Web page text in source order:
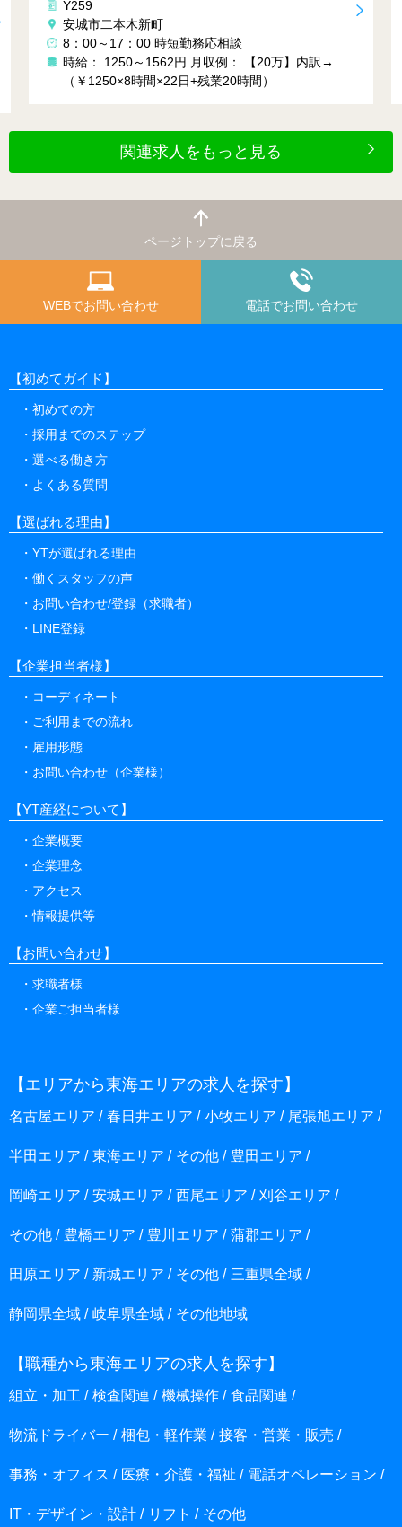
愛知県豊橋市
16:30～翌1:20 （実働7時間40分） ★夜勤専属
時給： 1400円～2100円月収例： 22万円～26万
（1400円×7.83時間×20日+深夜割増）
関連求人をもっと見る
ページトップに戻る
WEBでお問い合わせ 電話でお問い合わせ
【初めてガイド】
初めての方
採用までのステップ
選べる働き方
よくある質問
【選ばれる理由】
YTが選ばれる理由
働くスタッフの声
お問い合わせ/登録（求職者）
LINE登録
【企業担当者様】
コーディネート
ご利用までの流れ
雇用形態
お問い合わせ（企業様）
【YT産経について】
企業概要
企業理念
アクセス
情報提供等
【お問い合わせ】
求職者様
企業ご担当者様
【エリアから東海エリアの求人を探す】
名古屋エリア 春日井エリア 小牧エリア 尾張旭エリア
半田エリア 東海エリア その他 豊田エリア
岡崎エリア 安城エリア 西尾エリア 刈谷エリア
その他 豊橋エリア 豊川エリア 蒲郡エリア
田原エリア 新城エリア その他 三重県全域
静岡県全域 岐阜県全域 その他地域
【職種から東海エリアの求人を探す】
組立・加工 検査関連 機械操作 食品関連
物流ドライバー 梱包・軽作業 接客・営業・販売
事務・オフィス 医療・介護・福祉 電話オペレーション
IT・デザイン・設計 リフト その他